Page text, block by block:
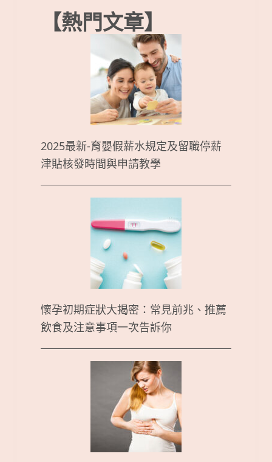
【熱門文章】
2025最新-育嬰假薪水規定及留職停薪
津貼核發時間與申請教學
懷孕初期症狀大揭密：常見前兆、推薦
飲食及注意事項一次告訴你